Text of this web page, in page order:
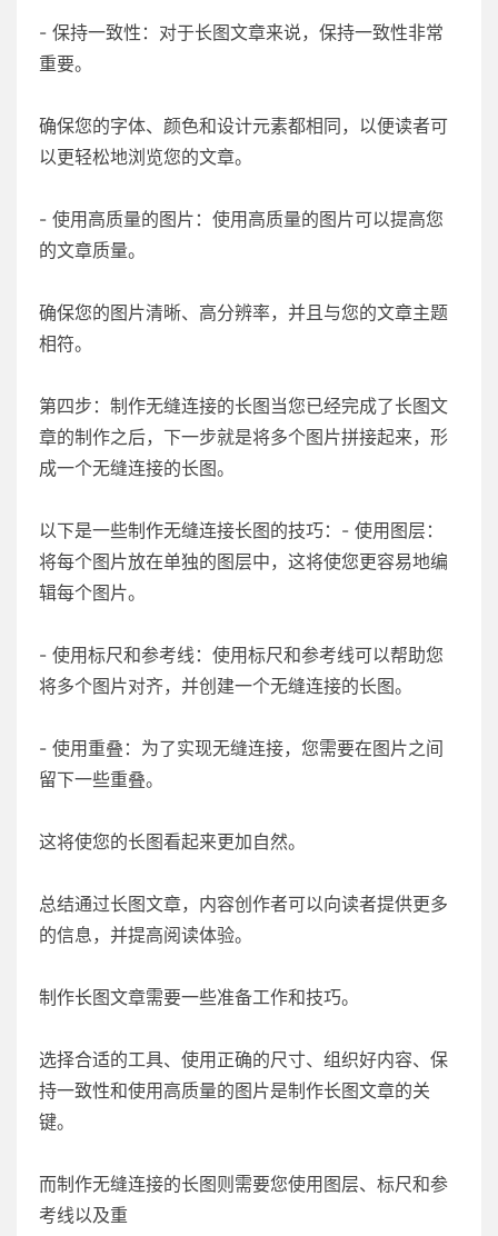
- 保持一致性：对于长图文章来说，保持一致性非常
重要。
确保您的字体、颜色和设计元素都相同，以便读者可
以更轻松地浏览您的文章。
- 使用高质量的图片：使用高质量的图片可以提高您
的文章质量。
确保您的图片清晰、高分辨率，并且与您的文章主题
相符。
第四步：制作无缝连接的长图当您已经完成了长图文
章的制作之后，下一步就是将多个图片拼接起来，形
成一个无缝连接的长图。
以下是一些制作无缝连接长图的技巧：- 使用图层：
将每个图片放在单独的图层中，这将使您更容易地编
辑每个图片。
- 使用标尺和参考线：使用标尺和参考线可以帮助您
将多个图片对齐，并创建一个无缝连接的长图。
- 使用重叠：为了实现无缝连接，您需要在图片之间
留下一些重叠。
这将使您的长图看起来更加自然。
总结通过长图文章，内容创作者可以向读者提供更多
的信息，并提高阅读体验。
制作长图文章需要一些准备工作和技巧。
选择合适的工具、使用正确的尺寸、组织好内容、保
持一致性和使用高质量的图片是制作长图文章的关
键。
而制作无缝连接的长图则需要您使用图层、标尺和参
考线以及重